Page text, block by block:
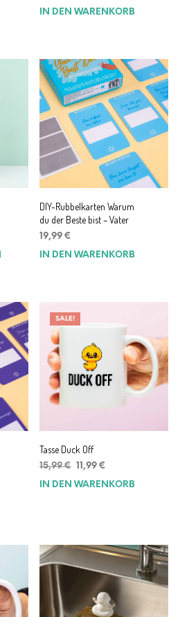
Preis
Preis
IN DEN WARENKORB
DIY-Rubbelkarten Warum
du der Beste bist – Vater
19,99 €
IN DEN WARENKORB
SALE!
Tasse Duck Off
15,99€ Ursprünglicher
Preis
11,99 €Aktueller
Preis
IN DEN WARENKORB